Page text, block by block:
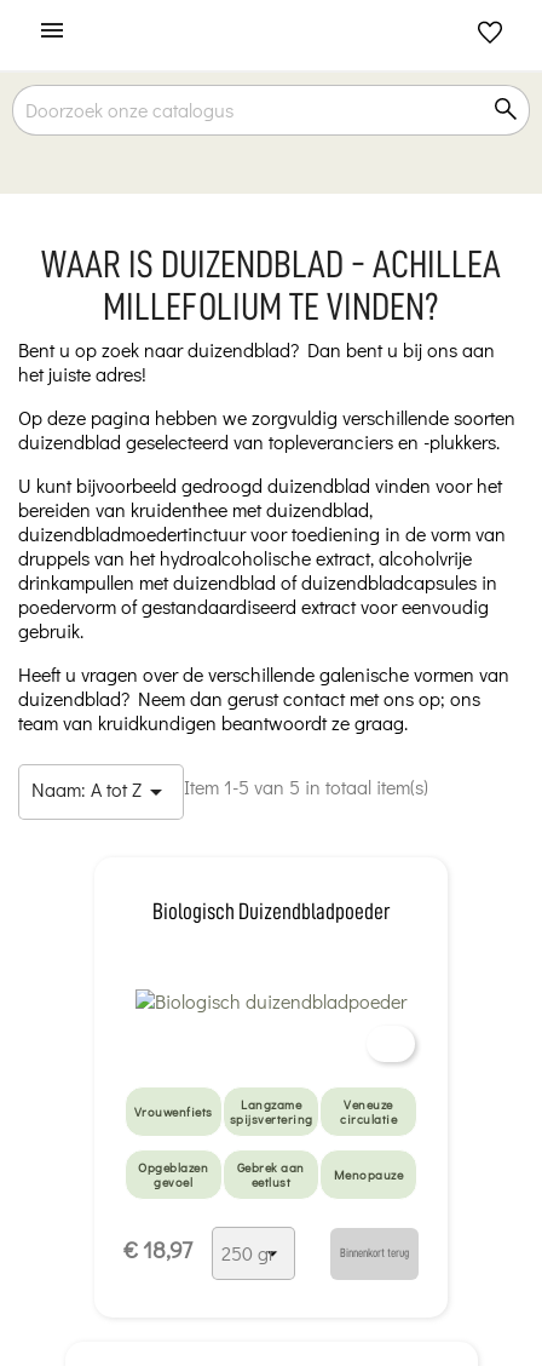

WAAR IS DUIZENDBLAD - ACHILLEA
MILLEFOLIUM TE VINDEN?
Bent u op zoek naar duizendblad? Dan bent u bij ons aan
het juiste adres!
Op deze pagina hebben we zorgvuldig verschillende soorten
duizendblad geselecteerd van topleveranciers en -plukkers.
U kunt bijvoorbeeld gedroogd duizendblad vinden voor het
bereiden van kruidenthee met duizendblad,
duizendbladmoedertinctuur voor toediening in de vorm van
druppels van het hydroalcoholische extract, alcoholvrije
drinkampullen met duizendblad of duizendbladcapsules in
poedervorm of gestandaardiseerd extract voor eenvoudig
gebruik.
Heeft u vragen over de verschillende galenische vormen van
duizendblad? Neem dan gerust contact met ons op; ons
team van kruidkundigen beantwoordt ze graag.
Naam: A tot Z  Item 1-5 van 5 in totaal item(s)
Biologisch Duizendbladpoeder
Vrouwenfiets
Langzame
spijsvertering
Veneuze
circulatie
Opgeblazen
gevoel
Gebrek aan
eetlust
Menopauze
€ 18,97 Binnenkort terug